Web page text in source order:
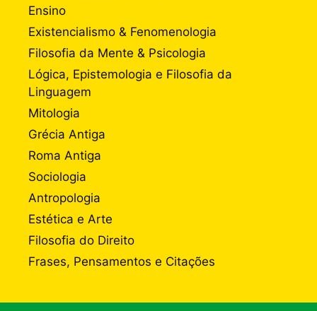
Ensino
Existencialismo & Fenomenologia
Filosofia da Mente & Psicologia
Lógica, Epistemologia e Filosofia da
Linguagem
Mitologia
Grécia Antiga
Roma Antiga
Sociologia
Antropologia
Estética e Arte
Filosofia do Direito
Frases, Pensamentos e Citações